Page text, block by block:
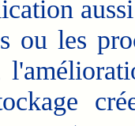
ou les